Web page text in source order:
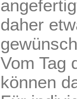
daher
Vom Tag
können